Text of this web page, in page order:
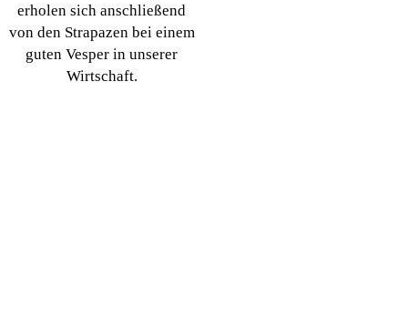
erholen sich anschließend
von den Strapazen bei einem
guten Vesper in unserer
Wirtschaft.